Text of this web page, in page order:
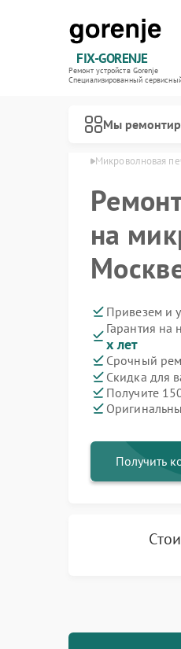
FIX-GORENJE
Ремонт устройств Gorenje
Специализированный
Мы
Gorenje в Москве Микроволновая
на
Привезем и
Гарантия
х лет
Срочный
Скидка для
Получите
Получить